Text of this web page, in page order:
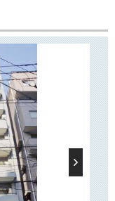
り、近隣には飲食店や
エツプチ」がございま